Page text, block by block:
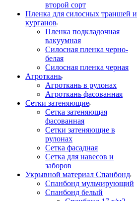
второй сорт
Пленка для силосных траншей и
курганов
Пленка подкладочная
вакуумная
Силосная пленка черно-
белая
Силосная пленка черная
Агроткань
Агроткань в рулонах
Агроткань фасованная
Сетки затеняющие
Сетка затеняющая
фасованная
Сетки затеняющие в
рулонах
Сетка фасадная
Сетка для навесов и
заборов
Укрывной материал Спанбонд
Спанбонд мульчирующий
Спанбонд белый